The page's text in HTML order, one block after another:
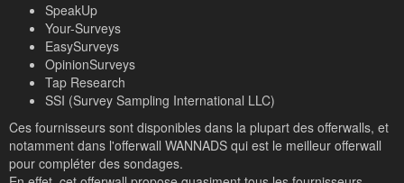
SpeakUp
Your-Surveys
EasySurveys
OpinionSurveys
Tap Research
SSI (Survey Sampling International LLC)
Ces fournisseurs sont disponibles dans la plupart des offerwalls, et
notamment dans l'offerwall WANNADS qui est le meilleur offerwall
pour compléter des sondages.